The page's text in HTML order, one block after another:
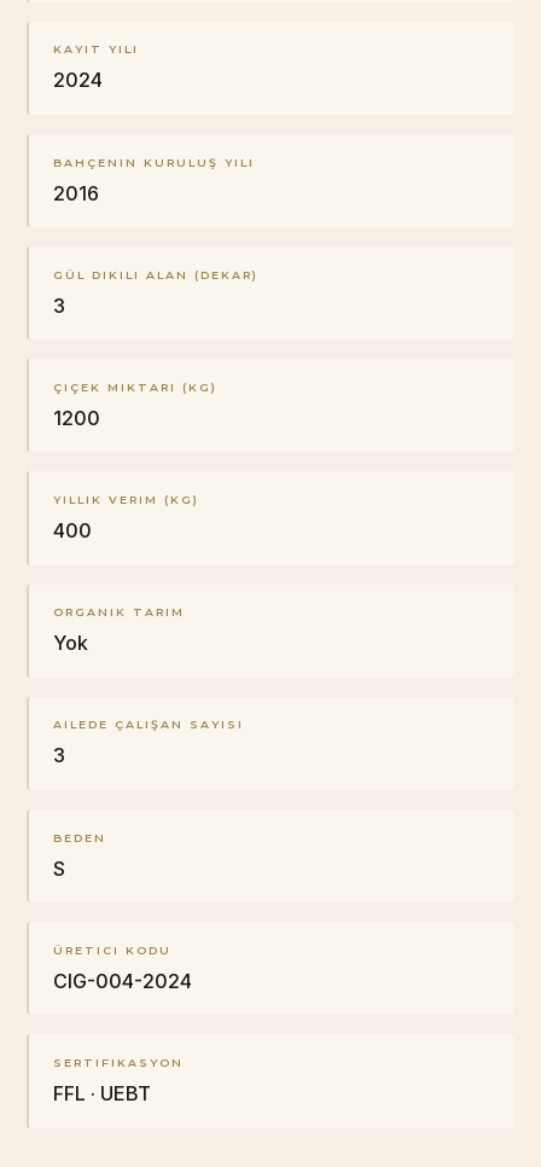
KAYIT YILI
2024
BAHÇENIN KURULUŞ YILI
2016
GÜL DIKILI ALAN (DEKAR)
3
ÇIÇEK MIKTARI (KG)
1200
YILLIK VERIM (KG)
400
ORGANIK TARIM
Yok
AILEDE ÇALIŞAN SAYISI
3
BEDEN
S
ÜRETICI KODU
CIG-004-2024
SERTIFIKASYON
FFL · UEBT